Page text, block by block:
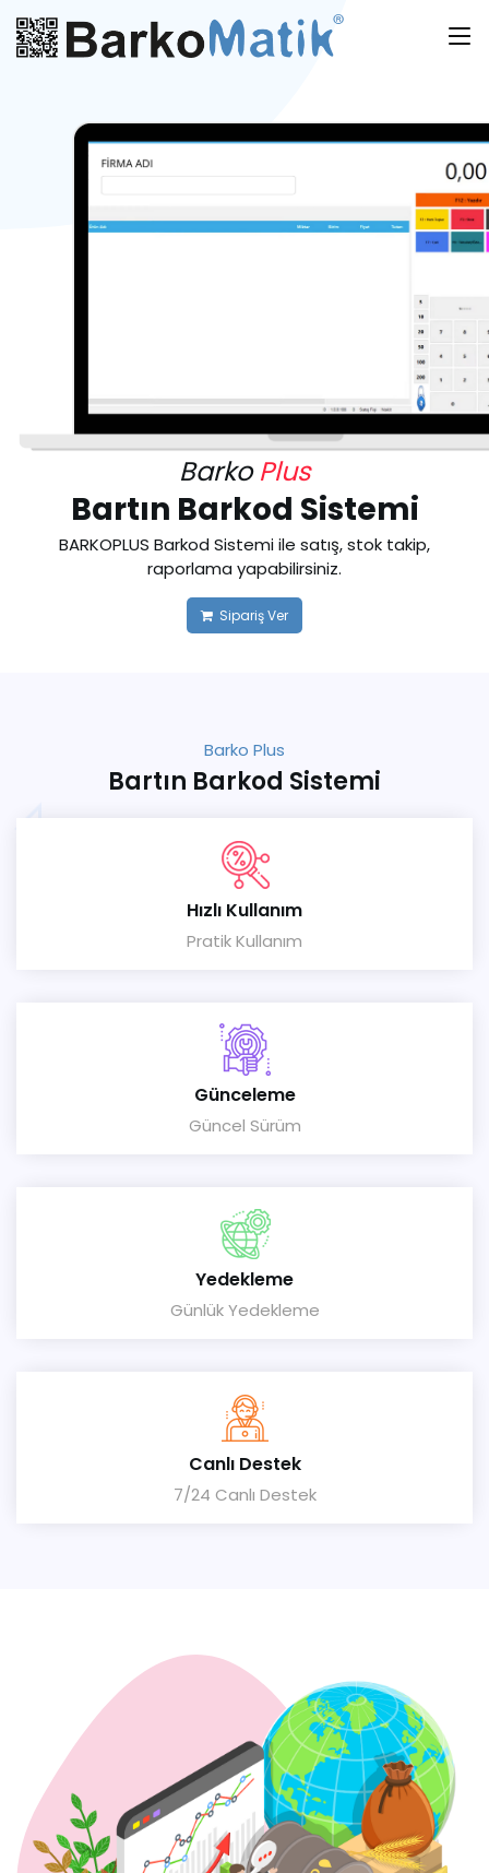
BarkoPlus
Bartın Barkod Sistemi
BARKOPLUS Barkod Sistemi ile satış, stok takip,
raporlama yapabilirsiniz.
Sipariş Ver
Barko Plus
Bartın Barkod Sistemi
Hızlı Kullanım
Pratik Kullanım
Günceleme
Güncel Sürüm
Yedekleme
Günlük Yedekleme
Canlı Destek
7/24 Canlı Destek